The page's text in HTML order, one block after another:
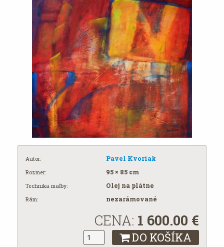
Autor: Pavel Kvoriak
Rozmer: 95 × 85 cm
Technika maľby: Olej na plátne
Rám: nezarámované
CENA: 1 600.00 €
DO KOŠÍKA